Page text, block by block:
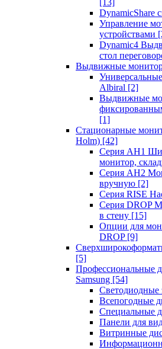
[13]
DynamicShare
Управление
устройствами
Dynamic4
стол
Выдвижные
Albiral [2]
Выдвижные
[1]
Стационарные
Holm) [42]
Серия AH1
монитор,
Серия AH2
вручную [2]
Серия RISE
Серия DROP
в стену [15]
Опции для
DROP [9]
[5]
Профессиональные
Samsung [54]
Светодиодные
Всепогодные
Специальные
Панели для
Витринные